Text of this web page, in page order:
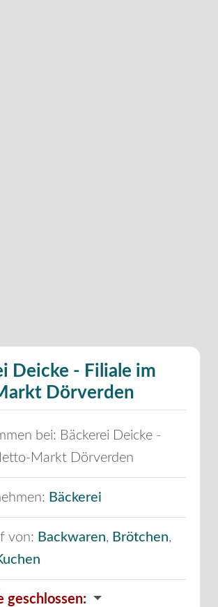
Deicke - Filiale im
Dörverden
bei: Bäckerei Deicke -
Markt Dörverden
Bäckerei
von: Backwaren, Brötchen,
geschlossen: